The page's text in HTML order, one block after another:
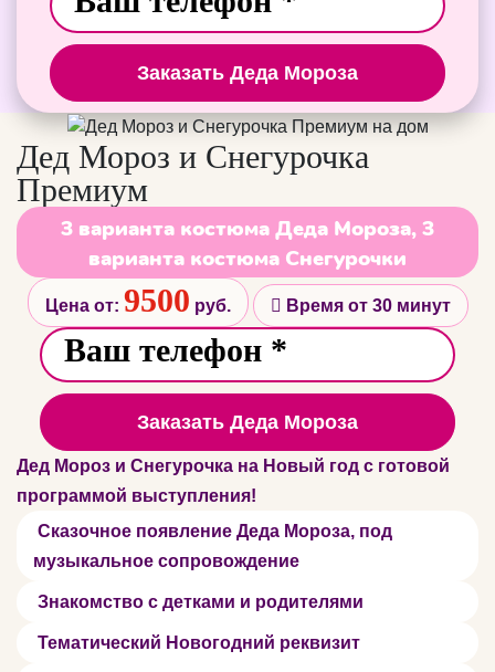
Заказать Деда Мороза
Дед Мороз и Снегурочка
Премиум
3 варианта костюма Деда Мороза, 3
варианта костюма Снегурочки
Цена от: 9500 руб. Время от 30 минут
Заказать Деда Мороза
Дед Мороз и Снегурочка на Новый год с готовой
программой выступления!
Сказочное появление Деда Мороза, под
музыкальное сопровождение
Знакомство с детками и родителями
Тематический Новогодний реквизит